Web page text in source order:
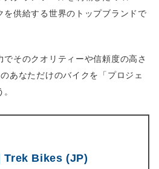
を供給する世界のトップブランドで
そのクオリティーや信頼度の高さ
あなただけのバイクを「プロジェ
Trek Bikes (JP)